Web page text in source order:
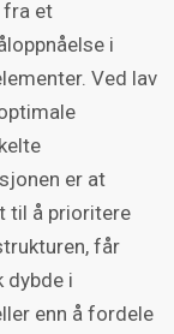
fra et
i
Ved lav
er at
til å prioritere
får
dybde i
enn å fordele